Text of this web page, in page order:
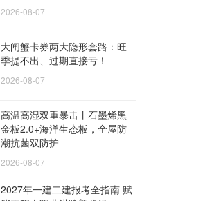
2026-08-07
大闸蟹卡券两大隐形套路：旺
季提不出、过期直接亏！
2026-08-07
高温高湿双重暴击丨石墨烯黑
金板2.0+海洋生态板，全屋防
潮抗菌双防护
2026-08-07
2027年一建二建报考全指南 赋